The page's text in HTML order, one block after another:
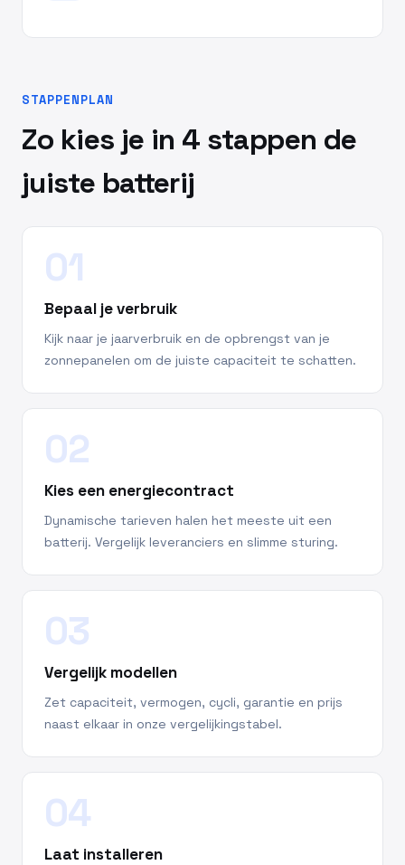
STAPPENPLAN
Zo kies je in 4 stappen de
juiste batterij
01
Bepaal je verbruik
Kijk naar je jaarverbruik en de opbrengst van je
zonnepanelen om de juiste capaciteit te schatten.
02
Kies een energiecontract
Dynamische tarieven halen het meeste uit een
batterij. Vergelijk leveranciers en slimme sturing.
03
Vergelijk modellen
Zet capaciteit, vermogen, cycli, garantie en prijs
naast elkaar in onze vergelijkingstabel.
04
Laat installeren